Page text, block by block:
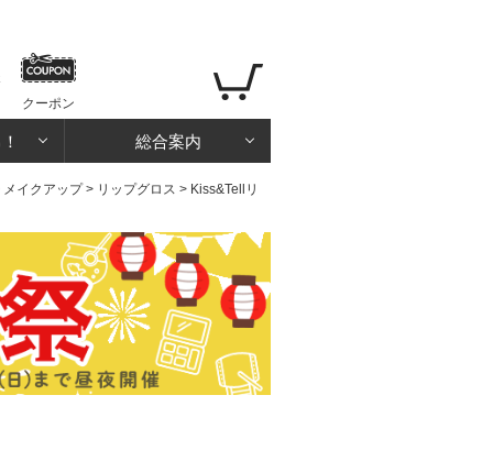
クーポン
総合案内
メイクアップ> リップグロス > Kiss&Tellリ